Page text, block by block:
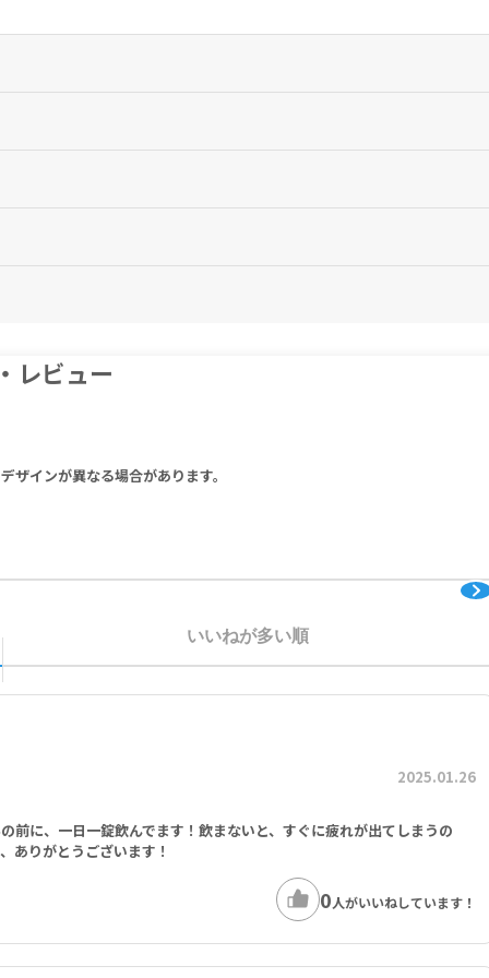
mg, Thiamine 50 mg, Riboflavin 40 mg, Niacin 50 mg,
(Polyvinyl Alcohol-Polyethylene Glycol-Graft-Co-
17mg、銅 2mg、ヨウ素 113μg、亜鉛 10mg、マンガン 4mg、コリン
ルビン酸、酸化Ｍｇ、重酒石酸コリン、dl-α-トコフェロール酢酸エステ
レビュー
ザインが異なる場合があります。
いいねが多い順
2025.01.26
前に、一日一錠飲んでます！飲まないと、すぐに疲れが出てしまうの
ありがとうございます！
0人がいいねしています！